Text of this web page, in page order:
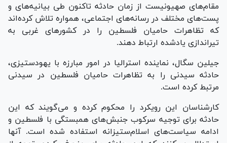
مقام‌های صهیونیست از زمان حادثه تاکنون طی بیانیه‌های و
پست‌های مختلف در رسانه‌های اجتماعی، همواره تلاش کرده‌اند
که تظاهرات حامیان فلسطین را در کشور‌های غربی به
تیراندازی یادشده ارتباط دهند.
جیلین سگال، نماینده استرالیا در امور مبارزه با یهودستیزی،
حادثه سیدنی را به تظاهرات حامیان فلسطین در سیدنی
مرتبط کرده است.
کارشناسان این رویکرد را محکوم کرده و می‌گویند که این
حادثه برای توجیه سرکوب جنبش‌های همبستگی با فلسطین و
ادامه سیاست‌های اسلام‌ستیزانه استفاده شده است. آنها